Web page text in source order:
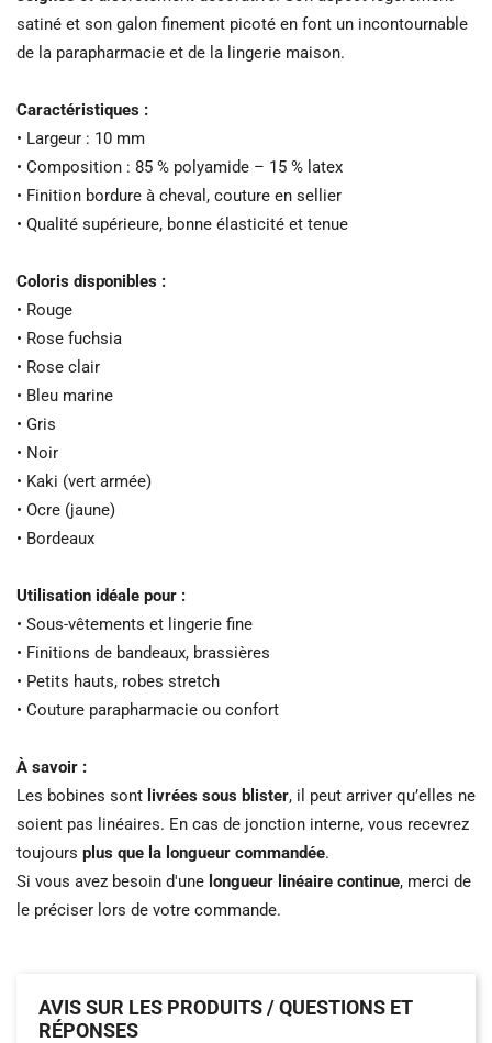
satiné et son galon finement picoté en font un incontournable
de la parapharmacie et de la lingerie maison.
Caractéristiques :
• Largeur : 10 mm
• Composition : 85 % polyamide – 15 % latex
• Finition bordure à cheval, couture en sellier
• Qualité supérieure, bonne élasticité et tenue
Coloris disponibles :
• Rouge
• Rose fuchsia
• Rose clair
• Bleu marine
• Gris
• Noir
• Kaki (vert armée)
• Ocre (jaune)
• Bordeaux
Utilisation idéale pour :
• Sous-vêtements et lingerie fine
• Finitions de bandeaux, brassières
• Petits hauts, robes stretch
• Couture parapharmacie ou confort
À savoir :
Les bobines sont livrées sous blister, il peut arriver qu’elles ne
soient pas linéaires. En cas de jonction interne, vous recevrez
toujours plus que la longueur commandée.
Si vous avez besoin d'une longueur linéaire continue, merci de
le préciser lors de votre commande.
AVIS SUR LES PRODUITS / QUESTIONS ET
RÉPONSES